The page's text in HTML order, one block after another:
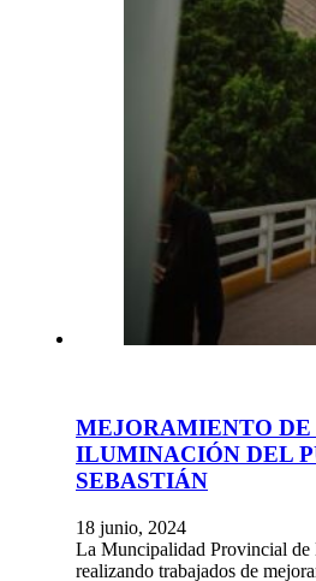
MEJORAMIENTO
ILUMINACIÓN DEL
SEBASTIÁN
18 junio, 2024
La Muncipalidad Provincial de
realizando trabajados de